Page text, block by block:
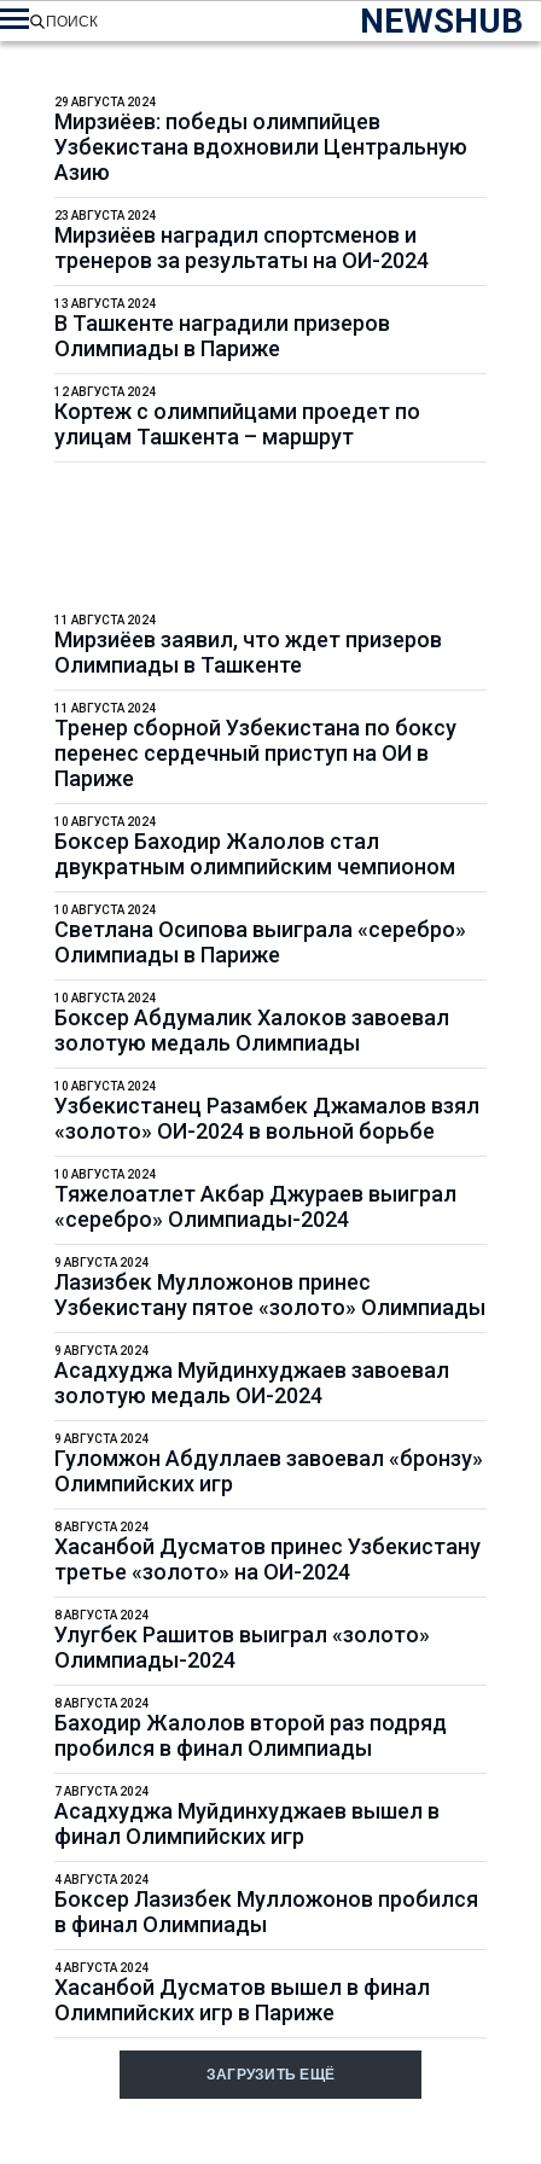
NEWSHUB
ПОИСК
Мирзиёев: победы олимпийцев
Узбекистана вдохновили Центральную
Азию
29 АВГУСТА 2024
Мирзиёев наградил спортсменов и
тренеров за результаты на ОИ-2024
23 АВГУСТА 2024
В Ташкенте наградили призеров
Олимпиады в Париже
13 АВГУСТА 2024
Кортеж с олимпийцами проедет по
улицам Ташкента – маршрут
12 АВГУСТА 2024
Мирзиёев заявил, что ждет призеров
Олимпиады в Ташкенте
11 АВГУСТА 2024
Тренер сборной Узбекистана по боксу
перенес сердечный приступ на ОИ в
Париже
11 АВГУСТА 2024
Боксер Баходир Жалолов стал
двукратным олимпийским чемпионом
10 АВГУСТА 2024
Светлана Осипова выиграла «серебро»
Олимпиады в Париже
10 АВГУСТА 2024
Боксер Абдумалик Халоков завоевал
золотую медаль Олимпиады
10 АВГУСТА 2024
Узбекистанец Разамбек Джамалов взял
«золото» ОИ-2024 в вольной борьбе
10 АВГУСТА 2024
Тяжелоатлет Акбар Джураев выиграл
«серебро» Олимпиады-2024
10 АВГУСТА 2024
Лазизбек Мулложонов принес
Узбекистану пятое «золото» Олимпиады
9 АВГУСТА 2024
Асадхуджа Муйдинхуджаев завоевал
золотую медаль ОИ-2024
9 АВГУСТА 2024
Гуломжон Абдуллаев завоевал «бронзу»
Олимпийских игр
9 АВГУСТА 2024
Хасанбой Дусматов принес Узбекистану
третье «золото» на ОИ-2024
8 АВГУСТА 2024
Улугбек Рашитов выиграл «золото»
Олимпиады-2024
8 АВГУСТА 2024
Баходир Жалолов второй раз подряд
пробился в финал Олимпиады
8 АВГУСТА 2024
Асадхуджа Муйдинхуджаев вышел в
финал Олимпийских игр
7 АВГУСТА 2024
Боксер Лазизбек Мулложонов пробился
в финал Олимпиады
4 АВГУСТА 2024
Хасанбой Дусматов вышел в финал
Олимпийских игр в Париже
4 АВГУСТА 2024
ЗАГРУЗИТЬ ЕЩЁ